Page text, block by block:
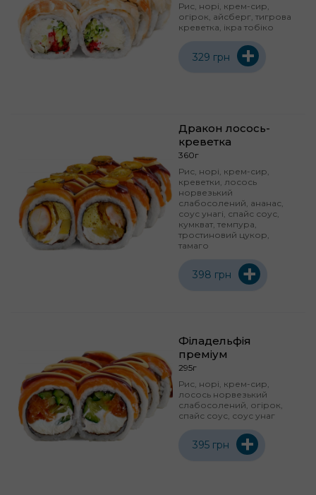
Рис, норі, крем-сир,
огірок, айсберг, тигрова
креветка, ікра тобіко
329 грн +
Дракон лосось-
креветка
360г
Рис, норі, крем-сир,
креветки, лосось
норвезький
слабосолений, ананас,
соус унагі, спайс соус,
кумкват, темпура,
тростиновий цукор,
тамаго
398 грн +
Філадельфія
преміум
295г
Рис, норі, крем-сир,
лосось норвезький
слабосолений, огірок,
спайс соус, соус унаг
395 грн +